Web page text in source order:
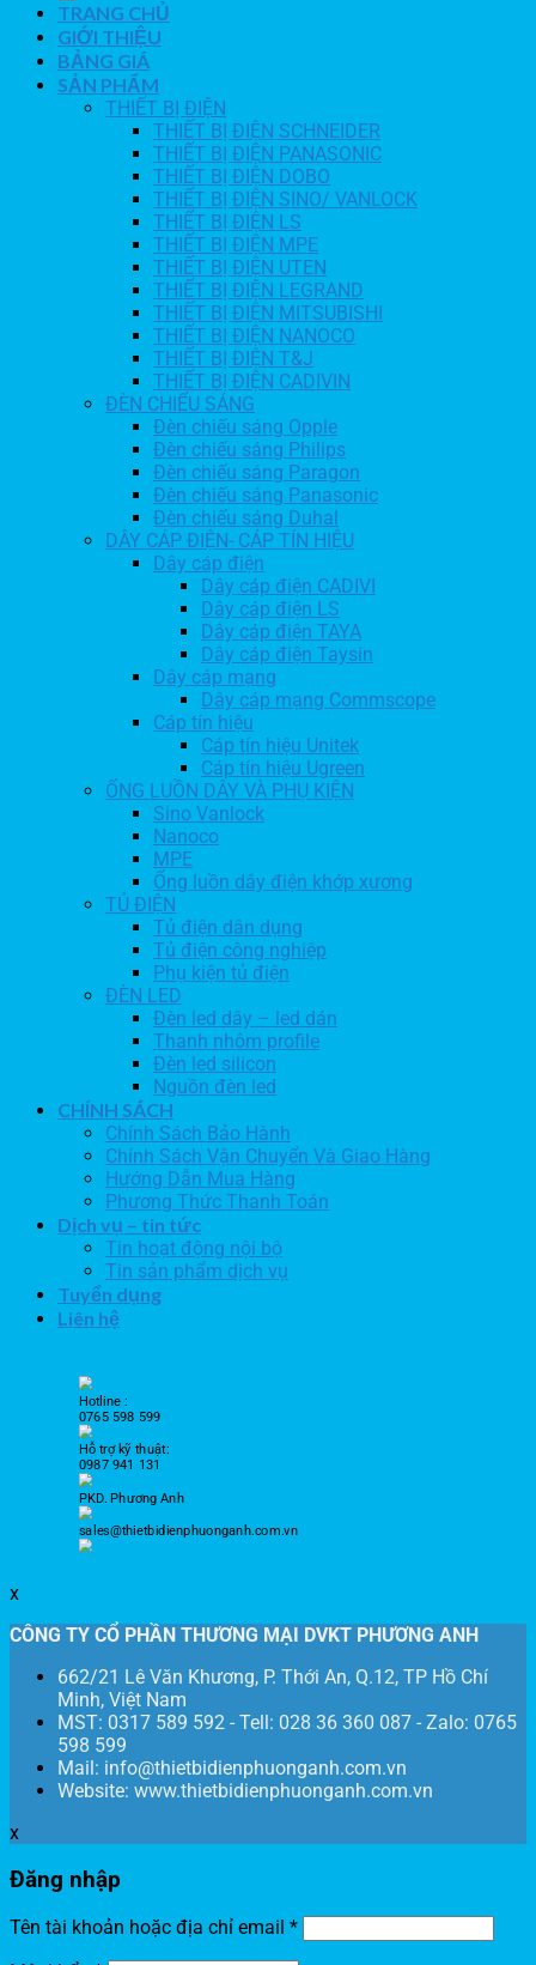
TRANG CHỦ
GIỚI THIỆU
BẢNG GIÁ
SẢN PHẨM
THIẾT BỊ ĐIỆN
THIẾT BỊ ĐIỆN SCHNEIDER
THIẾT BỊ ĐIỆN PANASONIC
THIẾT BỊ ĐIỆN DOBO
THIẾT BỊ ĐIỆN SINO/ VANLOCK
THIẾT BỊ ĐIỆN LS
THIẾT BỊ ĐIỆN MPE
THIẾT BỊ ĐIỆN UTEN
THIẾT BỊ ĐIỆN LEGRAND
THIẾT BỊ ĐIỆN MITSUBISHI
THIẾT BỊ ĐIỆN NANOCO
THIẾT BỊ ĐIỆN T&J
THIẾT BỊ ĐIỆN CADIVIN
ĐÈN CHIẾU SÁNG
Đèn chiếu sáng Opple
Đèn chiếu sáng Philips
Đèn chiếu sáng Paragon
Đèn chiếu sáng Panasonic
Đèn chiếu sáng Duhal
DÂY CÁP ĐIỆN- CÁP TÍN HIỆU
Dây cáp điện
Dây cáp điện CADIVI
Dây cáp điện LS
Dây cáp điện TAYA
Dây cáp điện Taysin
Dây cáp mạng
Dây cáp mạng Commscope
Cáp tín hiệu
Cáp tín hiệu Unitek
Cáp tín hiệu Ugreen
ỐNG LUỒN DÂY VÀ PHỤ KIỆN
Sino Vanlock
Nanoco
MPE
Ống luồn dây điện khớp xương
TỦ ĐIỆN
Tủ điện dân dụng
Tủ điện công nghiệp
Phụ kiện tủ điện
ĐÈN LED
Đèn led dây – led dán
Thanh nhôm profile
Đèn led silicon
Nguồn đèn led
CHÍNH SÁCH
Chính Sách Bảo Hành
Chính Sách Vận Chuyển Và Giao Hàng
Hướng Dẫn Mua Hàng
Phương Thức Thanh Toán
Dịch vụ – tin tức
Tin hoạt động nội bộ
Tin sản phẩm dịch vụ
Tuyển dụng
Liên hệ
Hotline :
0765 598 599
Hỗ trợ kỹ thuật:
0987 941 131
PKD. Phương Anh
sales@thietbidienphuonganh.com.vn
x
CÔNG TY CỔ PHẦN THƯƠNG MẠI DVKT PHƯƠNG ANH
662/21 Lê Văn Khương, P. Thới An, Q.12, TP Hồ Chí
Minh, Việt Nam
MST: 0317 589 592 - Tell: 028 36 360 087 - Zalo: 0765
598 599
Mail: info@thietbidienphuonganh.com.vn
Website: www.thietbidienphuonganh.com.vn
x
Đăng nhập
Tên tài khoản hoặc địa chỉ email *